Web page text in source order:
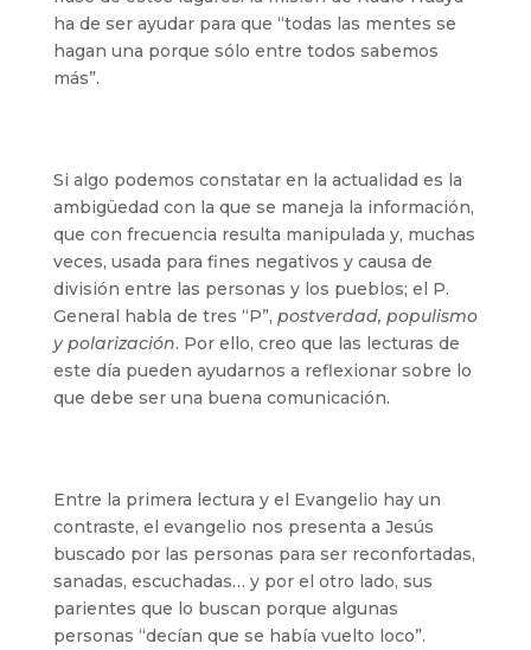
ha de ser ayudar para que “todas las mentes se
hagan una porque sólo entre todos sabemos
más”.
Si algo podemos constatar en la actualidad es la
ambigüedad con la que se maneja la información,
que con frecuencia resulta manipulada y, muchas
veces, usada para fines negativos y causa de
división entre las personas y los pueblos; el P.
General habla de tres “P”, postverdad, populismo
y polarización. Por ello, creo que las lecturas de
este día pueden ayudarnos a reflexionar sobre lo
que debe ser una buena comunicación.
Entre la primera lectura y el Evangelio hay un
contraste, el evangelio nos presenta a Jesús
buscado por las personas para ser reconfortadas,
sanadas, escuchadas… y por el otro lado, sus
parientes que lo buscan porque algunas
personas “decían que se había vuelto loco”.